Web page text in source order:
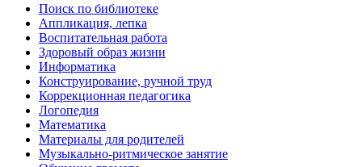
Поиск по библиотеке
Аппликация, лепка
Воспитательная работа
Здоровый образ жизни
Информатика
Конструирование, ручной труд
Коррекционная педагогика
Логопедия
Математика
Материалы для родителей
Музыкально-ритмическое занятие